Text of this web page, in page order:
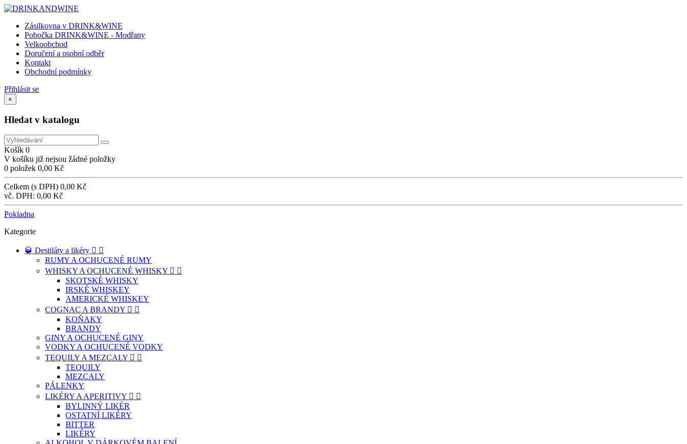
Zásilkovna v DRINK&WINE
Pobočka DRINK&WINE - Modřany
Velkoobchod
Doručení a osobní odběr
Kontakt
Obchodní podmínky
Přihlásit se
×
Hledat v katalogu
Košík 0
V košíku již nejsou žádné položky
0 položek 0,00 Kč
Celkem (s DPH) 0,00 Kč
vč. DPH: 0,00 Kč
Pokladna
Kategorie
🥃 Destiláty a likéry  
RUMY A OCHUCENÉ RUMY
WHISKY A OCHUCENÉ WHISKY  
SKOTSKÉ WHISKY
IRSKÉ WHISKEY
AMERICKÉ WHISKEY
COGNAC A BRANDY  
KOŇAKY
BRANDY
GINY A OCHUCENÉ GINY
VODKY A OCHUCENÉ VODKY
TEQUILY A MEZCALY  
TEQUILY
MEZCALY
PÁLENKY
LIKÉRY A APERITIVY  
BYLINNÝ LIKÉR
OSTATNÍ LIKÉRY
BITTER
LIKÉRY